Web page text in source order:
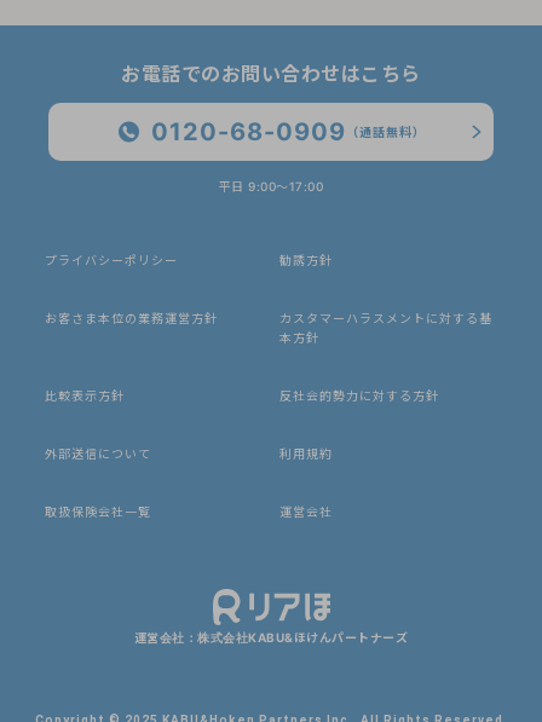
お電話でのお問い合わせはこちら
0120-68-0909 （通話無料）
平日 9:00〜17:00
プライバシーポリシー 勧誘方針
お客さま本位の業務運営方針
カスタマーハラスメントに対する基
本方針
比較表示方針 反社会的勢力に対する方針
外部送信について 利用規約
取扱保険会社一覧 運営会社
運営会社：株式会社KABU&ほけんパートナーズ